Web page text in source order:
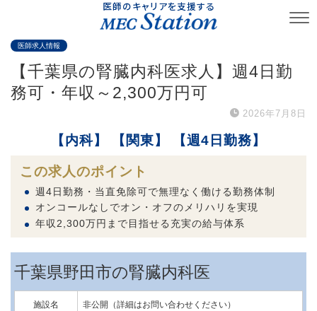
医師のキャリアを支援する
医師求人情報
【千葉県の腎臓内科医求人】週4日勤
務可・年収～2,300万円可
2026年7月8日
【内科】 【関東】 【週4日勤務】
この求人のポイント
週4日勤務・当直免除可で無理なく働ける勤務体制
オンコールなしでオン・オフのメリハリを実現
年収2,300万円まで目指せる充実の給与体系
千葉県野田市の腎臓内科医
施設名 非公開（詳細はお問い合わせください）